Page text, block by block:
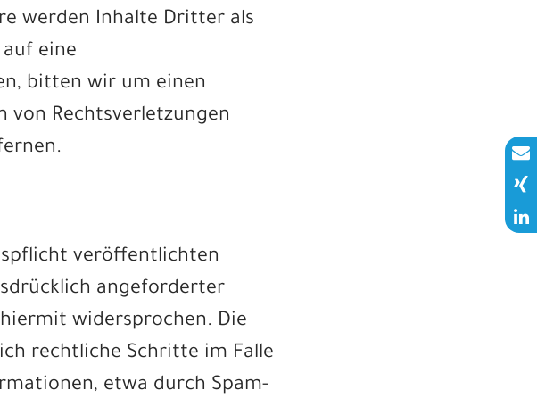
werden Inhalte Dritter als
eine
bitten wir um einen
von Rechtsverletzungen
veröffentlichten
angeforderter
widersprochen. Die
rechtliche Schritte im Falle
etwa durch Spam-